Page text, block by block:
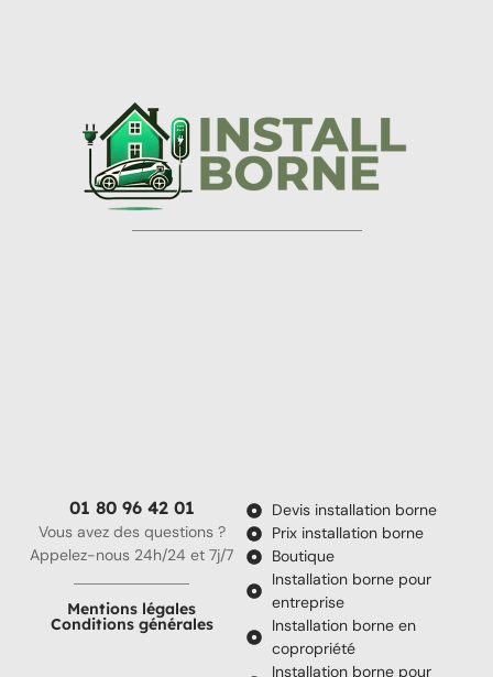
01 80 96 42 01
Vous avez des questions ?
Appelez-nous 24h/24 et 7j/7
Mentions légales
Conditions générales
Devis installation borne
Prix installation borne
Boutique
Installation borne pour
entreprise
Installation borne en
copropriété
Installation borne pour